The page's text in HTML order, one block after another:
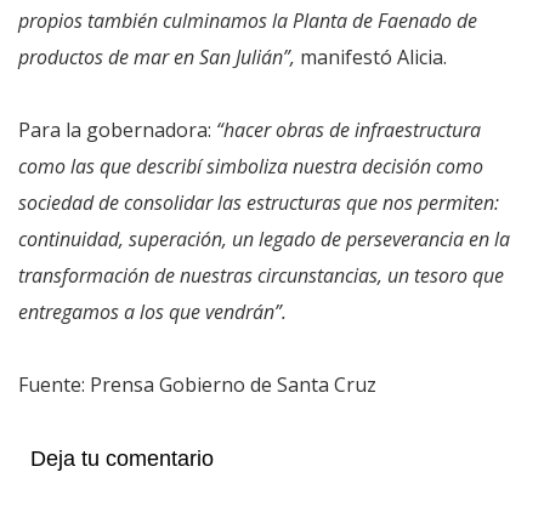
propios también culminamos la Planta de Faenado de
productos de mar en San Julián”, manifestó Alicia.
Para la gobernadora: “hacer obras de infraestructura
como las que describí simboliza nuestra decisión como
sociedad de consolidar las estructuras que nos permiten:
continuidad, superación, un legado de perseverancia en la
transformación de nuestras circunstancias, un tesoro que
entregamos a los que vendrán”.
Fuente: Prensa Gobierno de Santa Cruz
Deja tu comentario